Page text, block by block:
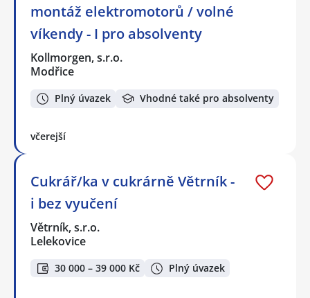
montáž elektromotorů / volné
víkendy - I pro absolventy
Kollmorgen, s.r.o.
Modřice
Plný úvazek Vhodné také pro absolventy
včerejší
Cukrář/ka v cukrárně Větrník -
i bez vyučení
Větrník, s.r.o.
Lelekovice
30 000 – 39 000 Kč Plný úvazek